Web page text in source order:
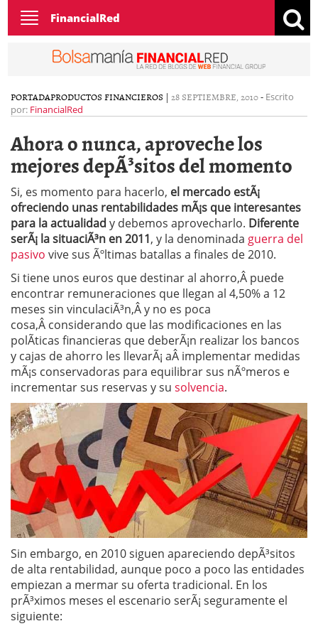
Toggle
navigation
FinancialRed
PORTADAPRODUCTOS FINANCIEROS | 28 SEPTIEMBRE, 2010- Escrito
por: FinancialRed
Ahora o nunca, aproveche los
mejores depÃ³sitos del momento
Si, es momento para hacerlo, el mercado estÃ¡
ofreciendo unas rentabilidades mÃ¡s que interesantes
para la actualidad y debemos aprovecharlo. Diferente
serÃ¡ la situaciÃ³n en 2011, y la denominada guerra del
pasivo vive sus Ãºltimas batallas a finales de 2010.
Si tiene unos euros que destinar al ahorro,Â puede
encontrar remuneraciones que llegan al 4,50% a 12
meses sin vinculaciÃ³n,Â y no es poca
cosa,Â considerando que las modificaciones en las
polÃ­ticas financieras que deberÃ¡n realizar los bancos
y cajas de ahorro les llevarÃ¡ aÂ implementar medidas
mÃ¡s conservadoras para equilibrar sus nÃºmeros e
incrementar sus reservas y su solvencia.
Sin embargo, en 2010 siguen apareciendo depÃ³sitos
de alta rentabilidad, aunque poco a poco las entidades
empiezan a mermar su oferta tradicional. En los
prÃ³ximos meses el escenario serÃ¡ seguramente el
siguiente: